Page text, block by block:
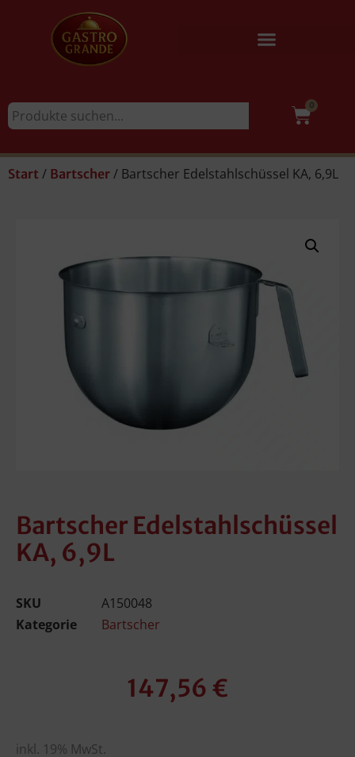
0
Start / Bartscher / Bartscher Edelstahlschüssel KA, 6,9L
Bartscher Edelstahlschüssel
KA, 6,9L
SKU
A150048
Kategorie
Bartscher
147,56 €
inkl. 19% MwSt.